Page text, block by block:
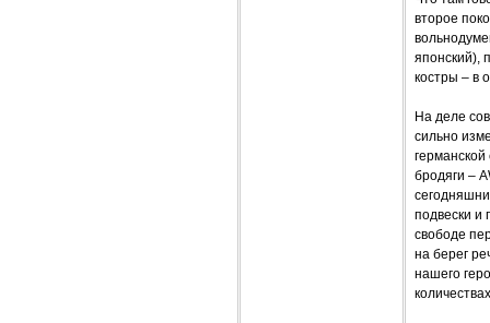
второе
японский),
костры – в
На деле
сильно
бродяги –
подвески и
свободе
на берег
нашего